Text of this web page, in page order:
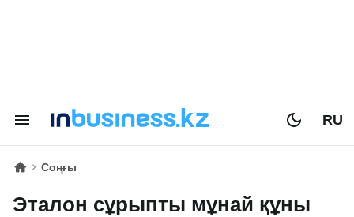
RU
Соңғы
Эталон сұрыпты мұнай құны